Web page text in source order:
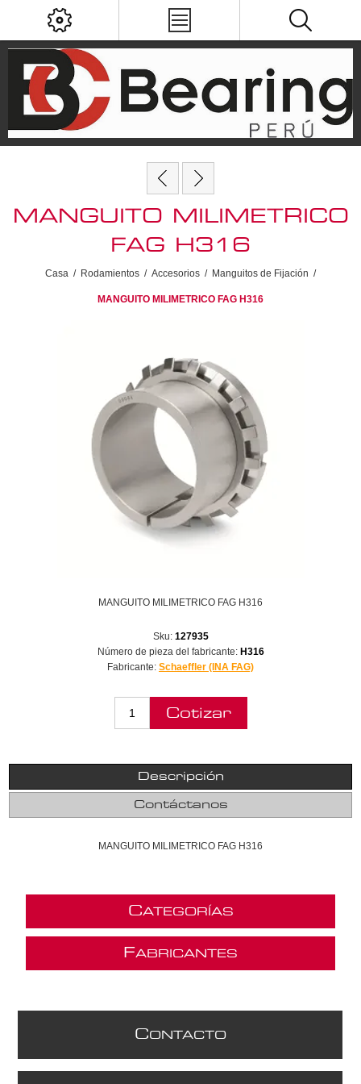
MANGUITO MILIMETRICO
FAG H316
Casa / Rodamientos / Accesorios / Manguitos de Fijación /
MANGUITO MILIMETRICO FAG H316
MANGUITO MILIMETRICO FAG H316
Sku: 127935
Número de pieza del fabricante: H316
Fabricante: Schaeffler (INA FAG)
Descripción
Contáctanos
MANGUITO MILIMETRICO FAG H316
CATEGORÍAS
FABRICANTES
CONTACTO